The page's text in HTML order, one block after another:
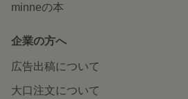
minneの本
企業の方へ
広告出稿について
大口注文について